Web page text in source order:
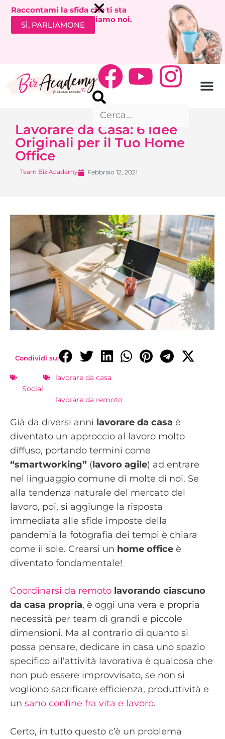
Raccontami la sfida che ti sta
bloccando. Ti richiamiamo noi.
SÌ, PARLIAMONE
Lavorare da Casa: 6 Idee
Originali per il Tuo Home
Office
Team Biz Academy Febbraio 12, 2021
Condividi su:
Social
lavorare da casa
,
lavorare da remoto
Già da diversi anni lavorare da casa è
diventato un approccio al lavoro molto
diffuso, portando termini come
“smartworking” (lavoro agile) ad entrare
nel linguaggio comune di molte di noi. Se
alla tendenza naturale del mercato del
lavoro, poi, si aggiunge la risposta
immediata alle sfide imposte della
pandemia la fotografia dei tempi è chiara
come il sole. Crearsi un home office è
diventato fondamentale!
Coordinarsi da remoto lavorando ciascuno
da casa propria, è oggi una vera e propria
necessità per team di grandi e piccole
dimensioni. Ma al contrario di quanto si
possa pensare, dedicare in casa uno spazio
specifico all’attività lavorativa è qualcosa che
non può essere improvvisato, se non si
vogliono sacrificare efficienza, produttività e
un sano confine fra vita e lavoro.
Certo, in tutto questo c’è un problema